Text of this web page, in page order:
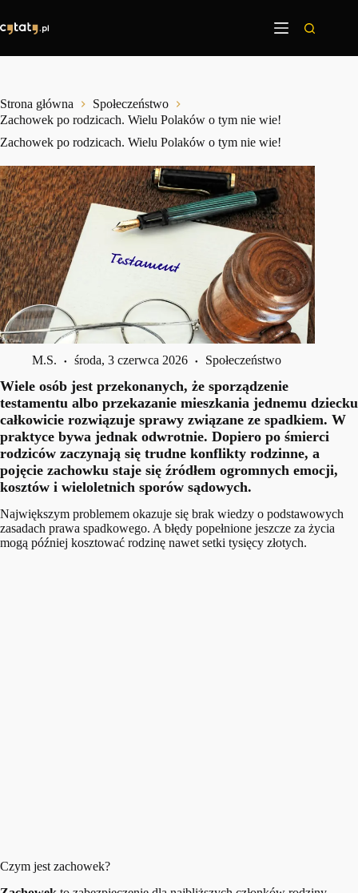
treści
Strona główna
Społeczeństwo
Zachowek po rodzicach. Wielu Polaków o tym nie wie!
Zachowek po rodzicach. Wielu Polaków o tym nie wie!
M.S. środa, 3 czerwca 2026 Społeczeństwo
Wiele osób jest przekonanych, że sporządzenie
testamentu albo przekazanie mieszkania jednemu dziecku
całkowicie rozwiązuje sprawy związane ze spadkiem. W
praktyce bywa jednak odwrotnie. Dopiero po śmierci
rodziców zaczynają się trudne konflikty rodzinne, a
pojęcie zachowku staje się źródłem ogromnych emocji,
kosztów i wieloletnich sporów sądowych.
Największym problemem okazuje się brak wiedzy o podstawowych
zasadach prawa spadkowego. A błędy popełnione jeszcze za życia
mogą później kosztować rodzinę nawet setki tysięcy złotych.
Czym jest zachowek?